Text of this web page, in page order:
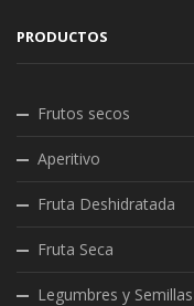
PRODUCTOS
Frutos secos
Aperitivo
Fruta Deshidratada
Fruta Seca
Legumbres y Semillas